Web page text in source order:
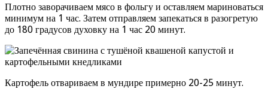
Плотно заворачиваем мясо в фольгу и оставляем мариноваться
минимум на 1 час. Затем отправляем запекаться в разогретую
до 180 градусов духовку на 1 час 20 минут.
Картофель отвариваем в мундире примерно 20-25 минут.